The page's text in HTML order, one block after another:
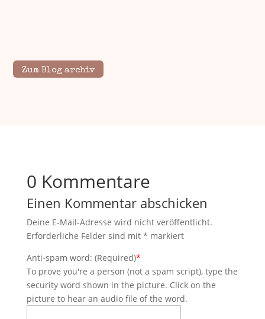
Zum Blog archiv
0 Kommentare
Einen Kommentar abschicken
Deine E-Mail-Adresse wird nicht veröffentlicht.
Erforderliche Felder sind mit * markiert
Anti-spam word: (Required)*
To prove you're a person (not a spam script), type the
security word shown in the picture. Click on the
picture to hear an audio file of the word.